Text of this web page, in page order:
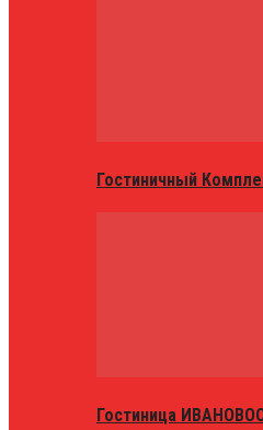
Гостиничный
Гостиница